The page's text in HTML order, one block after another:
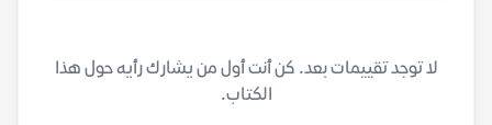
لا توجد تقييمات بعد. كن أنت أول من يشارك رأيه حول هذا
الكتاب.